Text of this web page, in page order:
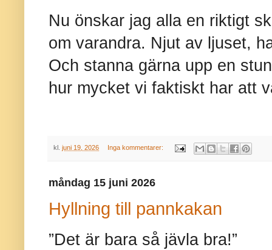
Nu önskar jag alla en riktigt
om varandra. Njut av ljuset,
Och stanna gärna upp en
hur mycket vi faktiskt har att
kl. juni 19, 2026 Inga kommentarer:
måndag 15 juni 2026
Hyllning till pannkakan
”Det är bara så jävla bra!”